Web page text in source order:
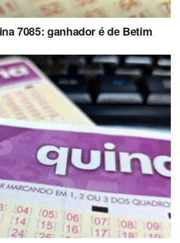
7085: ganhador é de Betim